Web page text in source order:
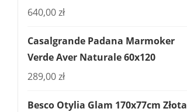
640,00zł
Casalgrande Padana Marmoker
Verde Aver Naturale 60x120
289,00zł
Besco Otylia Glam 170x77cm Złota